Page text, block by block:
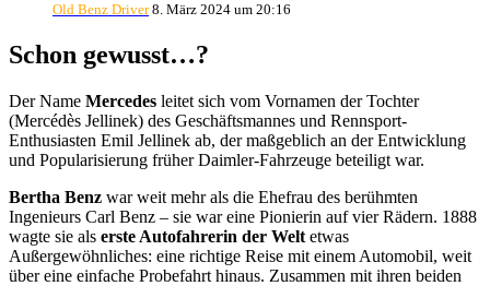
Old Benz Driver 8. März 2024 um 20:16
Schon gewusst…?
Der Name Mercedes leitet sich vom Vornamen der Tochter
(Mercédès Jellinek) des Geschäftsmannes und Rennsport-
Enthusiasten Emil Jellinek ab, der maßgeblich an der Entwicklung
und Popularisierung früher Daimler-Fahrzeuge beteiligt war.
Bertha Benz war weit mehr als die Ehefrau des berühmten
Ingenieurs Carl Benz – sie war eine Pionierin auf vier Rädern. 1888
wagte sie als erste Autofahrerin der Welt etwas
Außergewöhnliches: eine richtige Reise mit einem Automobil, weit
über eine einfache Probefahrt hinaus. Zusammen mit ihren beiden